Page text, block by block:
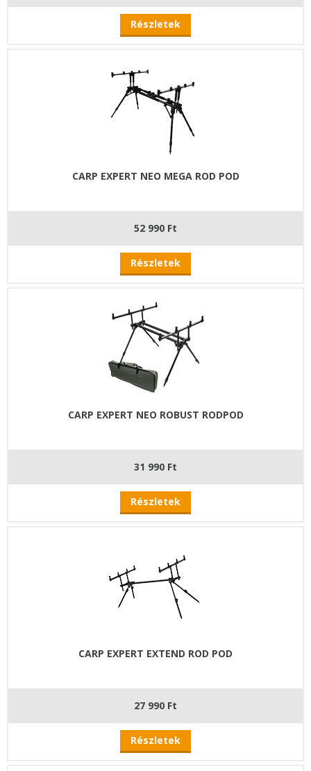
Részletek
CARP EXPERT NEO MEGA ROD POD
52 990 Ft
Részletek
CARP EXPERT NEO ROBUST RODPOD
31 990 Ft
Részletek
CARP EXPERT EXTEND ROD POD
27 990 Ft
Részletek